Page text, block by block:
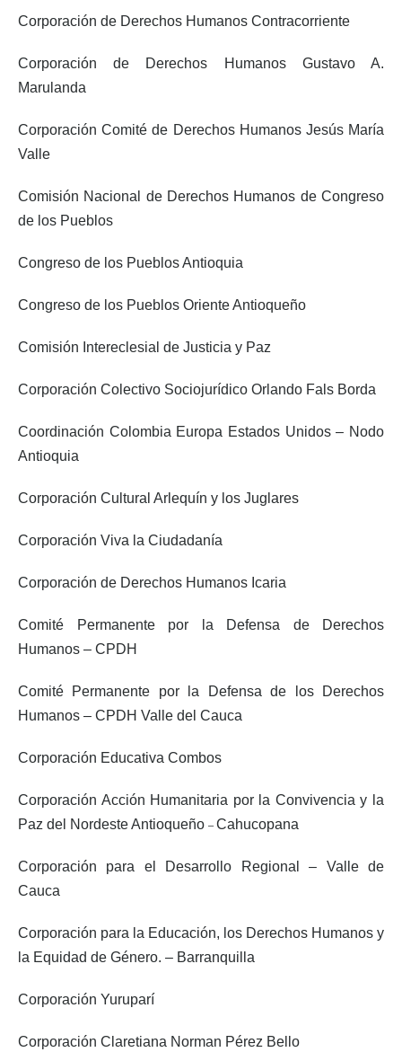
Corporación de Derechos Humanos Contracorriente
Corporación de Derechos Humanos Gustavo A.
Marulanda
Corporación Comité de Derechos Humanos Jesús María
Valle
Comisión Nacional de Derechos Humanos de Congreso
de los Pueblos
Congreso de los Pueblos Antioquia
Congreso de los Pueblos Oriente Antioqueño
Comisión Intereclesial de Justicia y Paz
Corporación Colectivo Sociojurídico Orlando Fals Borda
Coordinación Colombia Europa Estados Unidos – Nodo
Antioquia
Corporación Cultural Arlequín y los Juglares
Corporación Viva la Ciudadanía
Corporación de Derechos Humanos Icaria
Comité Permanente por la Defensa de Derechos
Humanos – CPDH
Comité Permanente por la Defensa de los Derechos
Humanos – CPDH Valle del Cauca
Corporación Educativa Combos
Corporación Acción Humanitaria por la Convivencia y la
Paz del Nordeste Antioqueño – Cahucopana
Corporación para el Desarrollo Regional – Valle de
Cauca
Corporación para la Educación, los Derechos Humanos y
la Equidad de Género. – Barranquilla
Corporación Yuruparí
Corporación Claretiana Norman Pérez Bello